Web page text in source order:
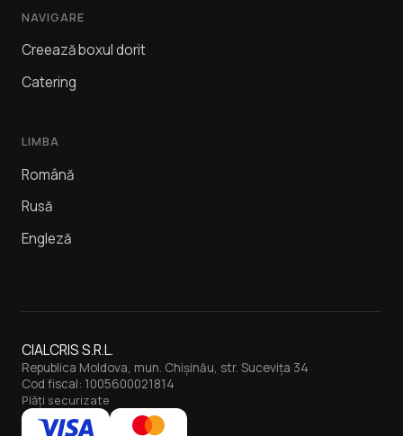
NAVIGARE
Creează boxul dorit
Catering
LIMBA
Română
Rusă
Engleză
CIALCRIS S.R.L.
Republica Moldova, mun. Chișinău, str. Sucevița 34
Cod fiscal: 1005600021814
Plăți securizate